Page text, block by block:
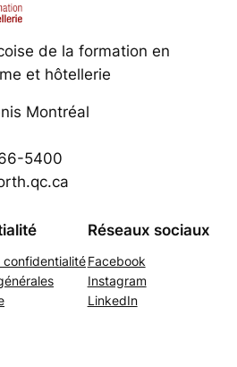
de la formation en
et hôtellerie
Montréal
5400
confidentialité
Réseaux sociaux
Facebook
Instagram
LinkedIn